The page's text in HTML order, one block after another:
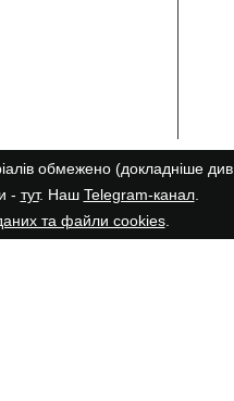
обмежено (докладніше див.
- тут. Наш Telegram-канал.
та файли cookies.